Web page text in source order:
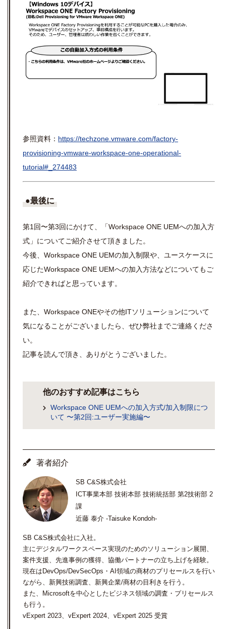
参照資料： https://techzone.vmware.com/factory-
provisioning-vmware-workspace-one-operational-
tutorial#_274483
●最後に
第1回〜第3回にかけて、「Workspace ONE UEMへの加入方
式」についてご紹介させて頂きました。
今後、Workspace ONE UEMの加入制限や、ユースケースに
応じたWorkspace ONE UEMへの加入方法などについてもご
紹介できればと思っています。
また、 Workspace ONEやその他ITソリューションについて
気になることがございましたら、ぜひ弊社までご連絡くださ
い。
記事を読んで頂き、ありがとうございました。
他のおすすめ記事はこちら
Workspace ONE UEMへの加入方式/加入制限につ
いて 〜第2回:ユーザー実施編〜
著者紹介
SB C&S株式会社
ICT事業本部 技術本部 技術統括部 第2技術部 2
課
近藤 泰介 -Taisuke Kondoh-
SB C&S株式会社に入社。
主にデジタルワークスペース実現のためのソリューション展開、
案件支援、先進事例の獲得、協働パートナーの立ち上げを経験。
現在はDevOps/DevSecOps・AI領域の商材のプリセールスを行い
ながら、新興技術調査、新興企業/商材の目利きを行う。
また、Microsoftを中心としたビジネス領域の調査・プリセールス
も行う。
vExpert 2023、vExpert 2024、vExpert 2025 受賞